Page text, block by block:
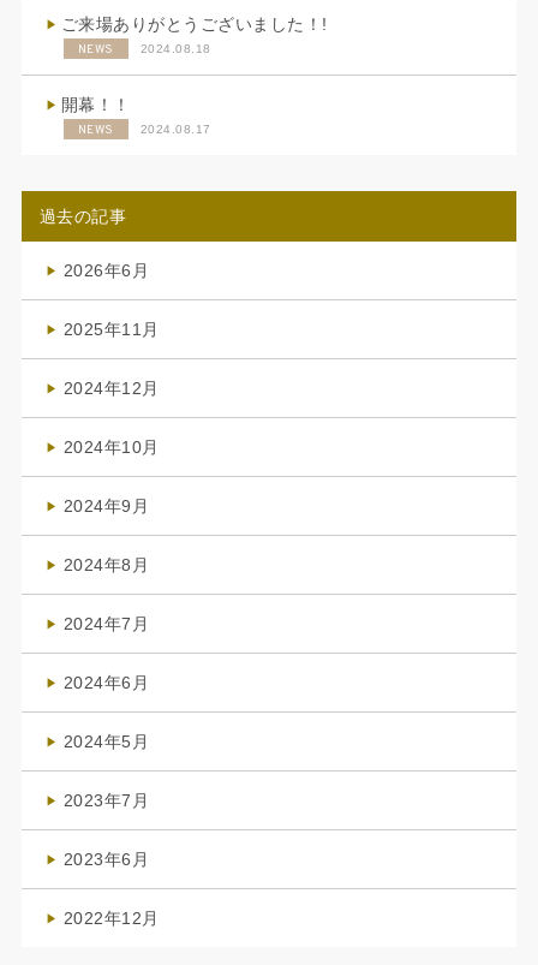
ご来場ありがとうございました！!
NEWS 2024.08.18
開幕！！
NEWS 2024.08.17
過去の記事
2026年6月
2025年11月
2024年12月
2024年10月
2024年9月
2024年8月
2024年7月
2024年6月
2024年5月
2023年7月
2023年6月
2022年12月